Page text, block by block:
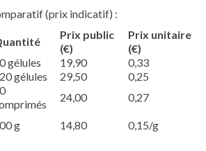
(prix indicatif) :
Prix public
(€)
Prix unitaire
(€)
gélules 19,90
0,33
gélules 29,50
0,25
24,00
0,27
g 14,80 0,15/g